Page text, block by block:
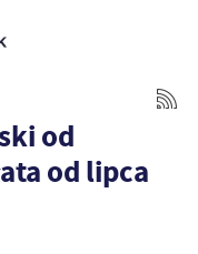
od
od lipca